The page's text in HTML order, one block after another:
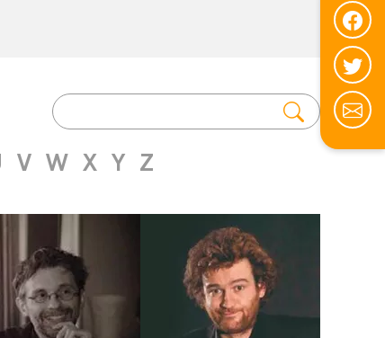
V W X Y Z
DAWID
Biographie
Scénariste
OLIVIER
DE
BENOIST
Biographie